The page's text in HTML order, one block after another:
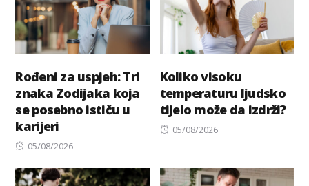
Rođeni za uspjeh: Tri
znaka Zodijaka koja
se posebno ističu u
karijeri
Posted
05/08/2026
Koliko visoku
temperaturu ljudsko
tijelo može da izdrži?
Posted
05/08/2026